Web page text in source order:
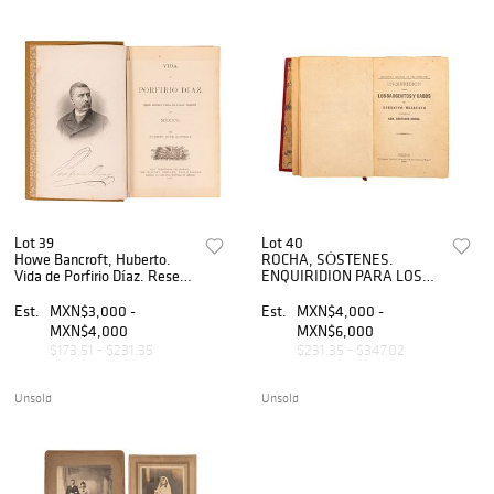
Lot 39
Howe Bancroft, Huberto.
Vida de Porfirio Díaz. Reseña
y Presente de México. Sn
Francisco, 1887. Ilustrado
Est.
MXN$3,000 -
MXN$4,000
$173.51 - $231.35
Unsold
Lot 40
ROCHA, SÓSTENES.
ENQUIRIDION PARA LOS
EJÉRCITO MEXICANO.
MÉXICO, 1887-90. Tomos I-
IV en un vol.
Est.
MXN$4,000 -
MXN$6,000
$231.35 - $347.02
Unsold